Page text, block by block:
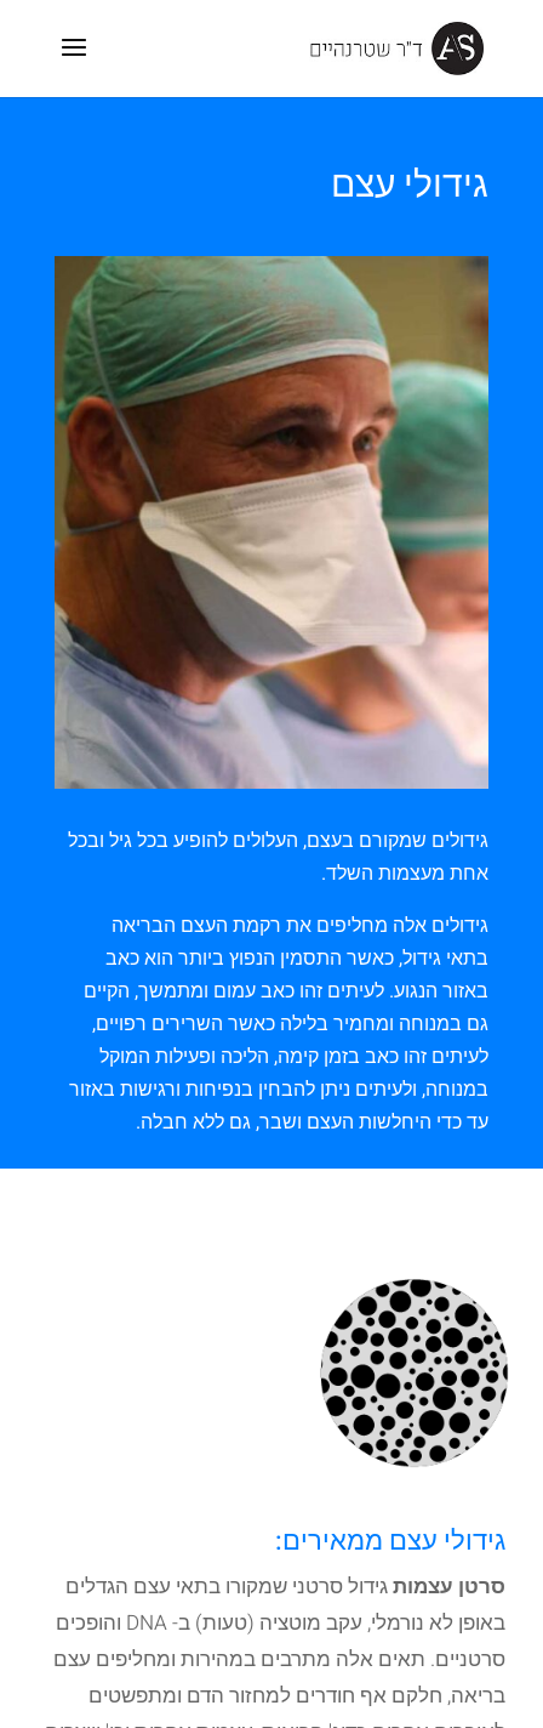
גידולי עצם
גידולים שמקורם בעצם, העלולים להופיע בכל גיל ובכל
אחת מעצמות השלד.
גידולים אלה מחליפים את רקמת העצם הבריאה
בתאי גידול, כאשר התסמין הנפוץ ביותר הוא כאב
באזור הנגוע. לעיתים זהו כאב עמום ומתמשך, הקיים
גם במנוחה ומחמיר בלילה כאשר השרירים רפויים,
לעיתים זהו כאב בזמן קימה, הליכה ופעילות המוקל
במנוחה, ולעיתים ניתן להבחין בנפיחות ורגישות באזור
עד כדי היחלשות העצם ושבר, גם ללא חבלה.
גידולי עצם ממאירים:
סרטן עצמותגידול סרטני שמקורו בתאי עצם הגדלים
באופן לא נורמלי, עקב מוטציה (טעות) ב- DNA והופכים
סרטניים. תאים אלה מתרבים במהירות ומחליפים עצם
בריאה, חלקם אף חודרים למחזור הדם ומתפשטים